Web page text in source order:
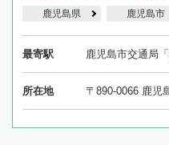
鹿児島県 鹿児島市
最寄駅 鹿児島市交通局
所在地 〒890-0066 鹿児